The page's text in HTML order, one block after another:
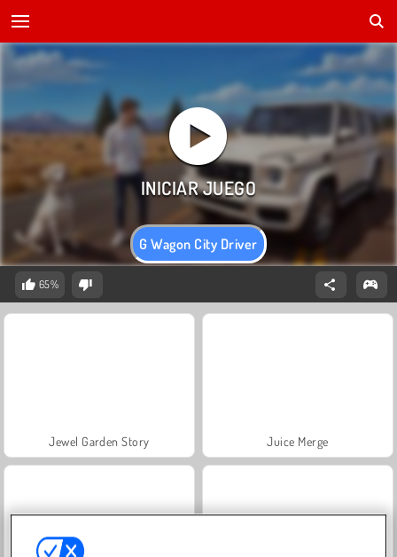
G Wagon City Driver
65%
Jewel Garden Story Juice Merge